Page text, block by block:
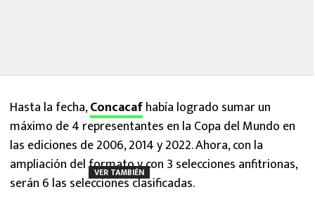
Hasta la fecha,Concacafhabía logrado sumar un
máximo de 4 representantes en la Copa del Mundo en
las ediciones de 2006, 2014 y 2022. Ahora, con la
ampliación del formato y con 3 selecciones anfitrionas,
serán 6 las selecciones clasificadas.
VER TAMBIÉN